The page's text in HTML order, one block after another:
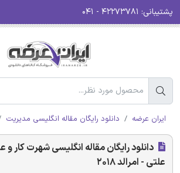
پشتیبانی:
ایران عرضه دانلود رایگان مقاله انگلیسی مدیریت
دانلود رایگان مقاله انگلیسی شهرت کار و
علتی - امرالد 2018